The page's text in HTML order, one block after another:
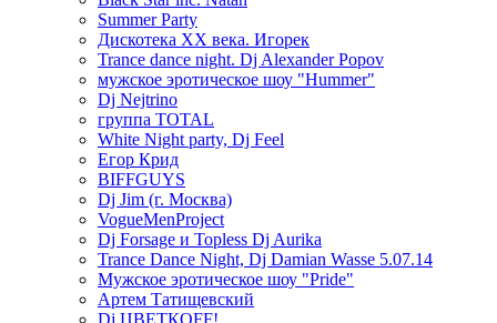
Summer Party
Дискотека ХХ века. Игорек
Trance dance night. Dj Alexander Popov
мужское эротическое шоу "Hummer"
Dj Nejtrino
группа TOTAL
White Night party, Dj Feel
Егор Крид
BIFFGUYS
Dj Jim (г. Москва)
VogueMenProject
Dj Forsage и Topless Dj Aurika
Trance Dance Night, Dj Damian Wasse 5.07.14
Мужское эротическое шоу "Pride"
Артем Татищевский
Dj ЦВЕТКOFF!